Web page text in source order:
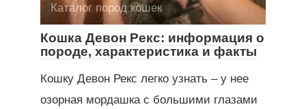
Каталог пород кошек
Кошка Девон Рекс: информация о
породе, характеристика и факты
Кошку Девон Рекс легко узнать – у нее
озорная мордашка с большими глазами